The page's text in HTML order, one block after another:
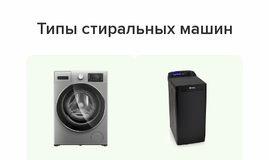
Типы стиральных машин